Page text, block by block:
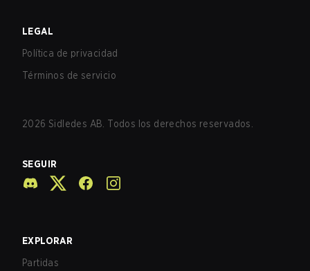
LEGAL
Política de privacidad
Términos de servicio
2026 Sidledes AB. Todos los derechos reservados.
SEGUIR
EXPLORAR
Partidas